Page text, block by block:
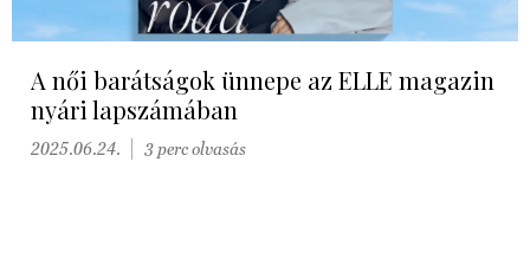
A női barátságok ünnepe az ELLE magazin
nyári lapszámában
2025.06.24. 3 perc olvasás